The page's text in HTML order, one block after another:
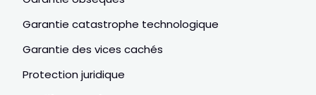
Garantie catastrophe technologique
Garantie des vices cachés
Protection juridique